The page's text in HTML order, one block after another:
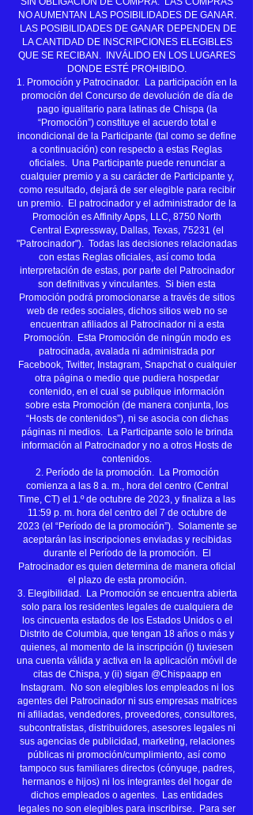
NO AUMENTAN LAS POSIBILIDADES DE GANAR.
LAS POSIBILIDADES DE GANAR DEPENDEN DE
LA CANTIDAD DE INSCRIPCIONES ELEGIBLES
QUE SE RECIBAN. INVÁLIDO EN LOS LUGARES
DONDE ESTÉ PROHIBIDO.
1. Promoción y Patrocinador. La participación en la
promoción del Concurso de devolución de día de
pago igualitario para latinas de Chispa (la
“Promoción”) constituye el acuerdo total e
incondicional de la Participante (tal como se define
a continuación) con respecto a estas Reglas
oficiales. Una Participante puede renunciar a
cualquier premio y a su carácter de Participante y,
como resultado, dejará de ser elegible para recibir
un premio. El patrocinador y el administrador de la
Promoción es Affinity Apps, LLC, 8750 North
Central Expressway, Dallas, Texas, 75231 (el
"Patrocinador"). Todas las decisiones relacionadas
con estas Reglas oficiales, así como toda
interpretación de estas, por parte del Patrocinador
son definitivas y vinculantes. Si bien esta
Promoción podrá promocionarse a través de sitios
web de redes sociales, dichos sitios web no se
encuentran afiliados al Patrocinador ni a esta
Promoción. Esta Promoción de ningún modo es
patrocinada, avalada ni administrada por
Facebook, Twitter, Instagram, Snapchat o cualquier
otra página o medio que pudiera hospedar
contenido, en el cual se publique información
sobre esta Promoción (de manera conjunta, los
“Hosts de contenidos”), ni se asocia con dichas
páginas ni medios. La Participante solo le brinda
información al Patrocinador y no a otros Hosts de
contenidos.
2. Período de la promoción. La Promoción
comienza a las 8 a. m., hora del centro (Central
Time, CT) el 1.º de octubre de 2023, y finaliza a las
11:59 p. m. hora del centro del 7 de octubre de
2023 (el “Período de la promoción”). Solamente se
aceptarán las inscripciones enviadas y recibidas
durante el Período de la promoción. El
Patrocinador es quien determina de manera oficial
el plazo de esta promoción.
3. Elegibilidad. La Promoción se encuentra abierta
solo para los residentes legales de cualquiera de
los cincuenta estados de los Estados Unidos o el
Distrito de Columbia, que tengan 18 años o más y
quienes, al momento de la inscripción (i) tuviesen
una cuenta válida y activa en la aplicación móvil de
citas de Chispa, y (ii) sigan @Chispaapp en
Instagram. No son elegibles los empleados ni los
agentes del Patrocinador ni sus empresas matrices
ni afiliadas, vendedores, proveedores, consultores,
subcontratistas, distribuidores, asesores legales ni
sus agencias de publicidad, marketing, relaciones
públicas ni promoción/cumplimiento, así como
tampoco sus familiares directos (cónyuge, padres,
hermanos e hijos) ni los integrantes del hogar de
dichos empleados o agentes. Las entidades
legales no son elegibles para inscribirse. Para ser